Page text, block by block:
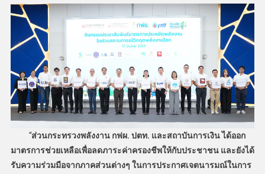
“ส่วนกระทรวงพลังงาน กฟผ. ปตท. และสถาบันการเงิน ได้ออก
มาตรการช่วยเหลือเพื่อลดภาระค่าครองชีพให้กับประชาชน และยังได้
รับความร่วมมือจากภาคส่วนต่างๆ ในการประกาศเจตนารมณ์ในการ